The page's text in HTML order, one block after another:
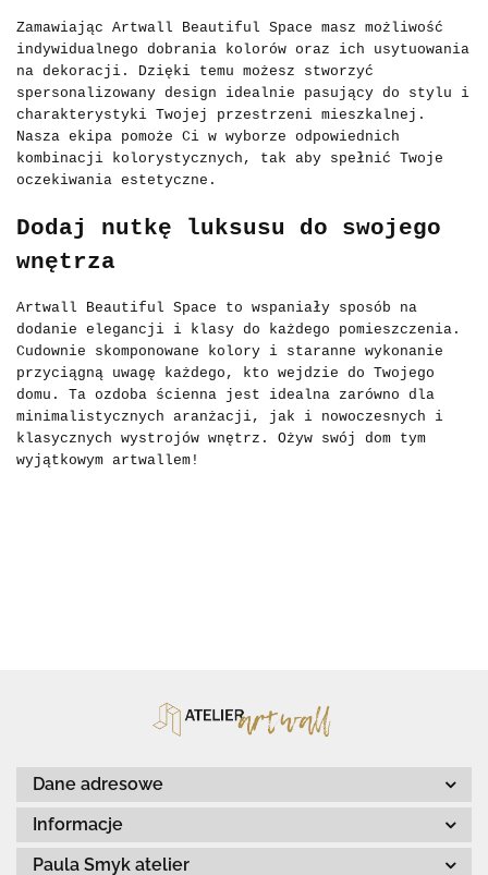
Zamawiając Artwall Beautiful Space masz możliwość
indywidualnego dobrania kolorów oraz ich usytuowania
na dekoracji. Dzięki temu możesz stworzyć
spersonalizowany design idealnie pasujący do stylu i
charakterystyki Twojej przestrzeni mieszkalnej.
Nasza ekipa pomoże Ci w wyborze odpowiednich
kombinacji kolorystycznych, tak aby spełnić Twoje
oczekiwania estetyczne.
Dodaj nutkę luksusu do swojego
wnętrza
Artwall Beautiful Space to wspaniały sposób na
dodanie elegancji i klasy do każdego pomieszczenia.
Cudownie skomponowane kolory i staranne wykonanie
przyciągną uwagę każdego, kto wejdzie do Twojego
domu. Ta ozdoba ścienna jest idealna zarówno dla
minimalistycznych aranżacji, jak i nowoczesnych i
klasycznych wystrojów wnętrz. Ożyw swój dom tym
wyjątkowym artwallem!
Dane adresowe
Informacje
Paula Smyk atelier